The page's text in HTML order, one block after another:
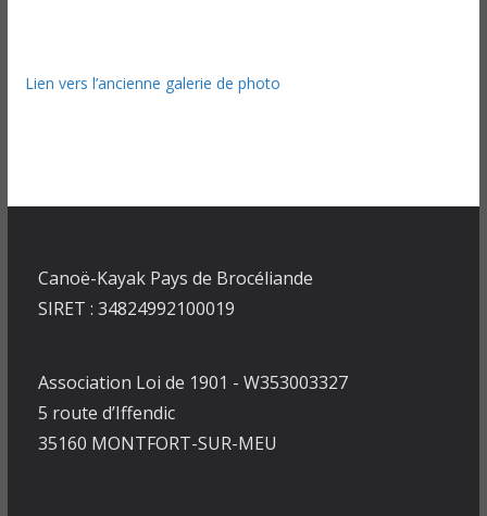
Lien vers l’ancienne galerie de photo
Canoë-Kayak Pays de Brocéliande
SIRET : 34824992100019
Association Loi de 1901 - W353003327
5 route d’Iffendic
35160 MONTFORT-SUR-MEU